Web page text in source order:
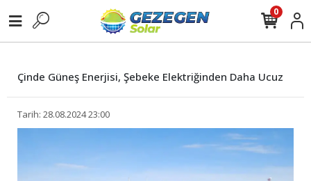
0
Çinde Güneş Enerjisi, Şebeke Elektriğinden Daha Ucuz
Tarih: 28.08.2024 23:00